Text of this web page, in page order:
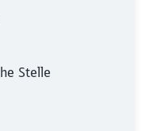
Stelle